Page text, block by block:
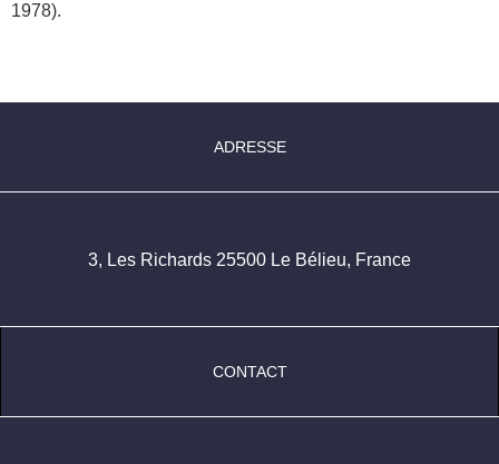
1978).
ADRESSE
3, Les Richards 25500 Le Bélieu, France
CONTACT